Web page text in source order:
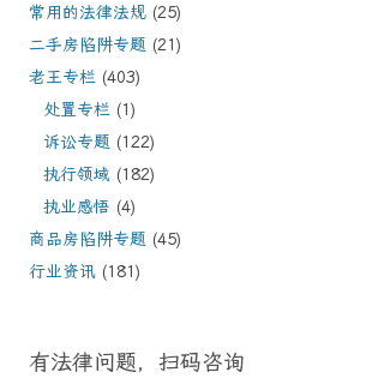
常用的法律法规 (25)
二手房陷阱专题 (21)
老王专栏 (403)
处置专栏 (1)
诉讼专题 (122)
执行领域 (182)
执业感悟 (4)
商品房陷阱专题 (45)
行业资讯 (181)
有法律问题，扫码咨询